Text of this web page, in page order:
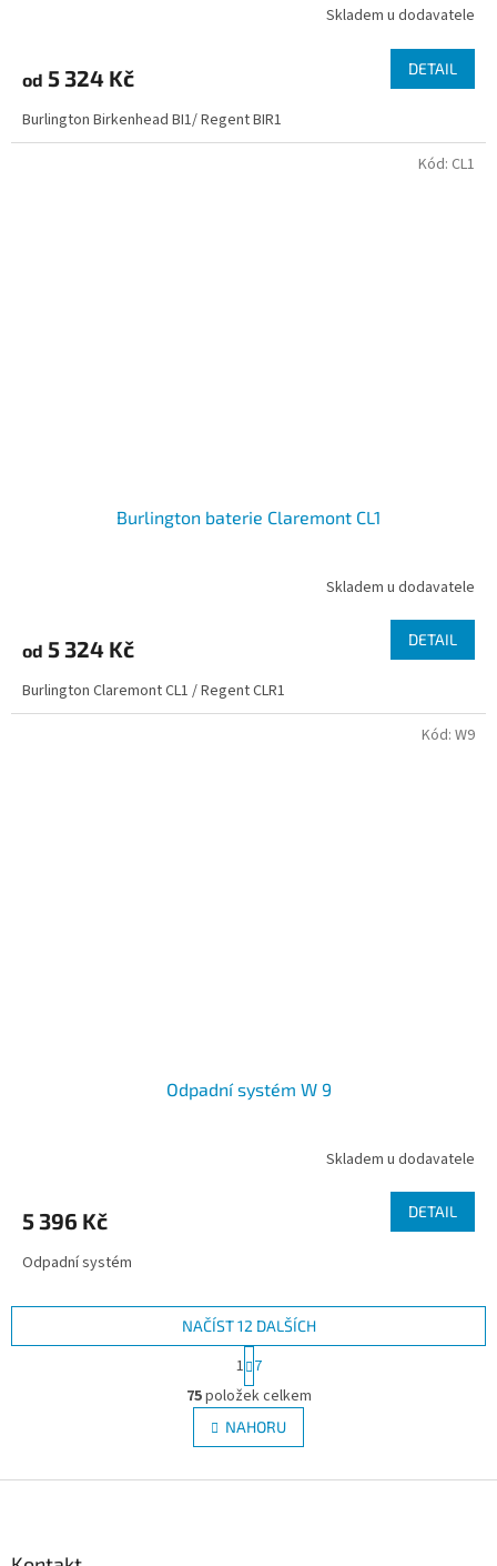
Skladem u dodavatele
od 5 324 Kč DETAIL
Burlington Birkenhead BI1/ Regent BIR1
Burlington baterie Claremont CL1
Skladem u dodavatele
od 5 324 Kč DETAIL
Burlington Claremont CL1 / Regent CLR1
Kód: CL1
Odpadní systém W 9
Skladem u dodavatele
5 396 Kč DETAIL
Odpadní systém
Kód: W9
O
v
l
á
NAČÍST 12 DALŠÍCH
S
t
r
á
n
k
v
1 7
75položek celkem
NAHORU